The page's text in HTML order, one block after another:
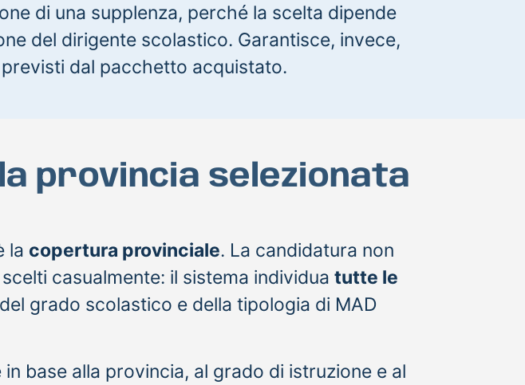
di una supplenza, perché la scelta dipende
del dirigente scolastico. Garantisce, invece,
dal pacchetto acquistato.
provincia selezionata
la copertura provinciale. La candidatura non
casualmente: il sistema individua tutte le
grado scolastico e della tipologia di MAD
base alla provincia, al grado di istruzione e al